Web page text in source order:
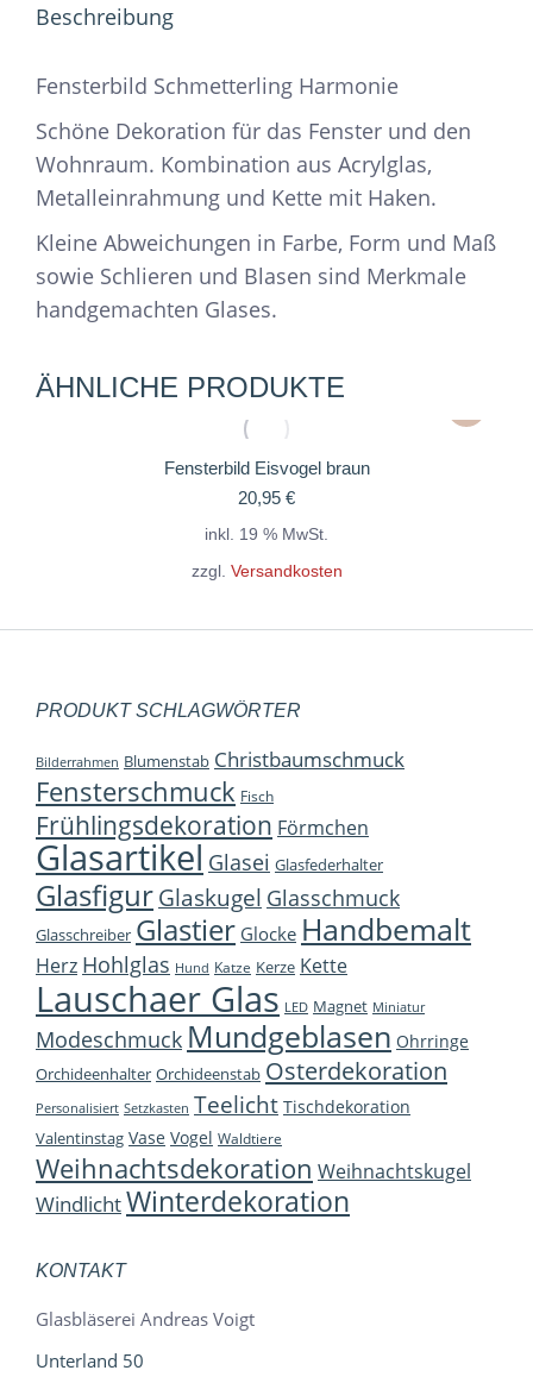
Beschreibung
Fensterbild Schmetterling Harmonie
Schöne Dekoration für das Fenster und den
Wohnraum. Kombination aus Acrylglas,
Metalleinrahmung und Kette mit Haken.
Kleine Abweichungen in Farbe, Form und Maß
sowie Schlieren und Blasen sind Merkmale
handgemachten Glases.
ÄHNLICHE PRODUKTE
Fensterbild Eisvogel braun
20,95 €
inkl. 19 % MwSt.
zzgl. Versandkosten
PRODUKT SCHLAGWÖRTER
Bilderrahmen Blumenstab Christbaumschmuck
Fensterschmuck Fisch
Frühlingsdekoration Förmchen
Glasartikel Glasei Glasfederhalter
Glasfigur Glaskugel Glasschmuck
Glasschreiber Glastier Glocke Handbemalt
Herz Hohlglas Hund Katze Kerze Kette
Lauschaer Glas LED Magnet Miniatur
Modeschmuck Mundgeblasen Ohrringe
Orchideenhalter Orchideenstab Osterdekoration
Personalisiert Setzkasten Teelicht Tischdekoration
Valentinstag Vase Vogel Waldtiere
Weihnachtsdekoration Weihnachtskugel
WindlichtWinterdekoration
KONTAKT
Glasbläserei Andreas Voigt
Unterland 50